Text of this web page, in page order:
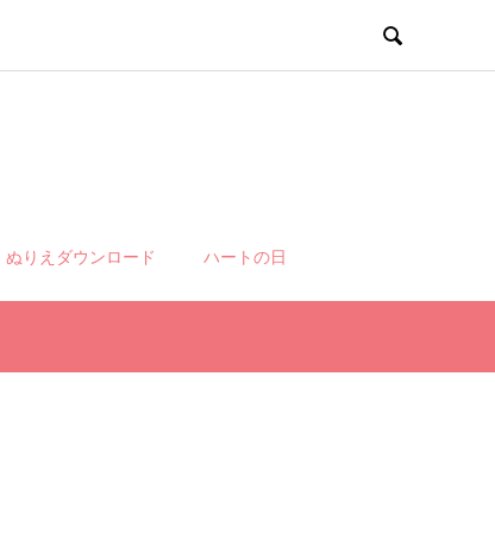

ぬりえダウンロード ハートの日